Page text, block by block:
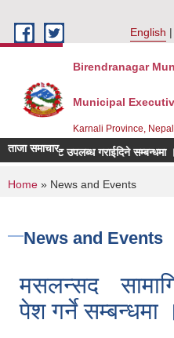
English
Birendranagar
Municipal
Karnali Province, Nepal
ताजा समाचार
उपलब्ध गराईदिने सम्बन्धमा ।
You are here
Home » News and Events
News and Events
मसलन्सद
पेश गर्ने सम्बन्धमा